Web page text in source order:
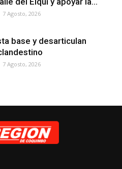
7 Agosto, 2026
base y desarticulan
7 Agosto, 2026